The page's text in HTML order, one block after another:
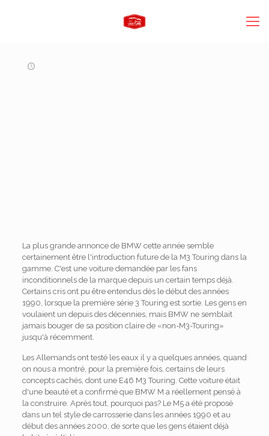
La plus grande annonce de BMW cette année semble
certainement être l'introduction future de la M3 Touring dans la
gamme. C'est une voiture demandée par les fans
inconditionnels de la marque depuis un certain temps déjà.
Certains cris ont pu être entendus dès le début des années
1990, lorsque la première série 3 Touring est sortie. Les gens en
voulaient un depuis des décennies, mais BMW ne semblait
jamais bouger de sa position claire de «non-M3-Touring»
jusqu'à récemment.
Les Allemands ont testé les eaux il y a quelques années, quand
on nous a montré, pour la première fois, certains de leurs
concepts cachés, dont une E46 M3 Touring. Cette voiture était
d'une beauté et a confirmé que BMW M a réellement pensé à
la construire. Après tout, pourquoi pas? Le M5 a été proposé
dans un tel style de carrosserie dans les années 1990 et au
début des années 2000, de sorte que les gens étaient déjà